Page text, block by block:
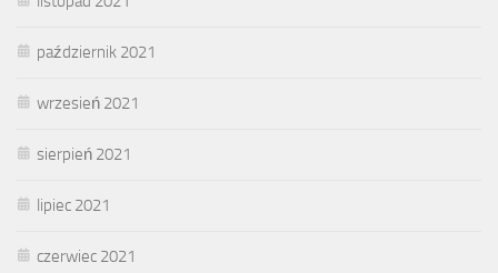
październik 2021
wrzesień 2021
sierpień 2021
lipiec 2021
czerwiec 2021